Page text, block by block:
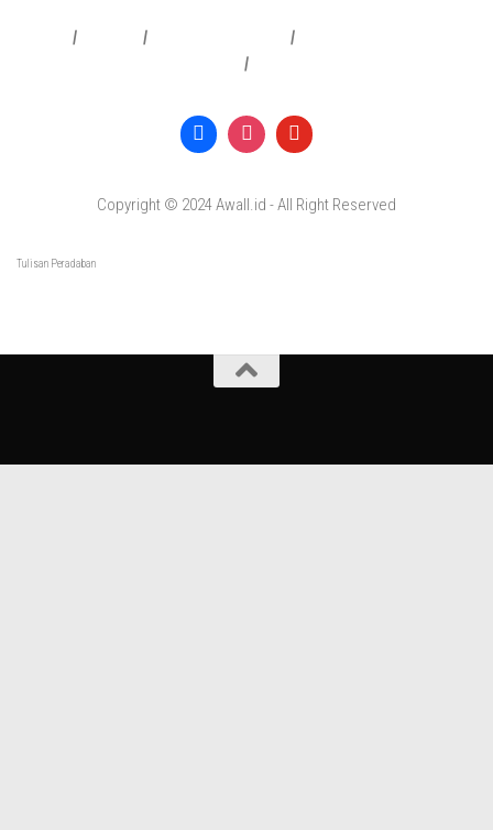
| | |
|
Copyright © 2024 Awall.id - All Right Reserved
Tulisan Peradaban